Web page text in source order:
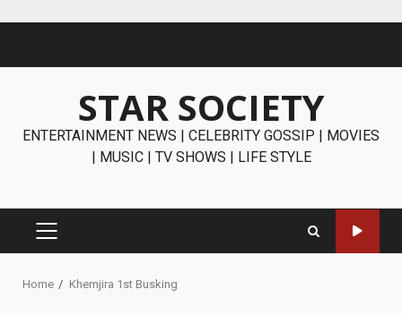
STAR SOCIETY
ENTERTAINMENT NEWS | CELEBRITY GOSSIP | MOVIES
| MUSIC | TV SHOWS | LIFE STYLE
PRIMARY
Home Khemjira 1st Busking